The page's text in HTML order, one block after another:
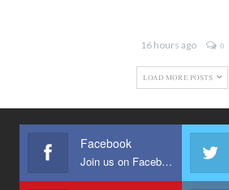
16 hours ago 0
LOAD MORE POSTS
Facebook
Join us on Facebook